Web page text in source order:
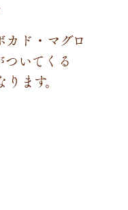
カ ド ・ マグロ
ついて く る
り ます。